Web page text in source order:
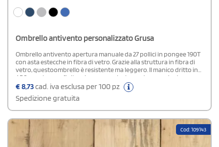
Ombrello antivento personalizzato Grusa
Ombrello antivento apertura manuale da 27 pollici in pongee 190T
con asta estecche in fibra di vetro. Grazie alla struttura in fibra di
vetro, questoombrello è resistente ma leggero. Il manico dritto in
ABS nero ha una finiturain gomma che lo rende comodo da
impugnare. L'ombrello ha punte e parte superiorein plastica nera e
ha un meccanismo di chiusura manuale. Anche in caso dipioggia
con forte vento, questo ombrello vi manterrà asciutti.
€8,73cad. iva esclusa per 100 pz
Spedizione gratuita
Cod: 109143